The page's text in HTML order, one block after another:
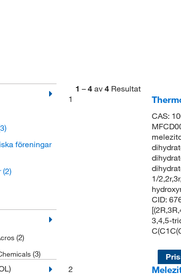
föreningar
(2)
(2)
(3)
1 – 4 av 4 Resultat
1
CAS:
1/
CID:
3,4,5-
2